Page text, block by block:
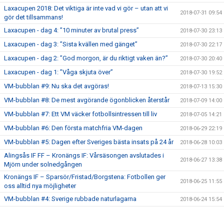
Laxacupen 2018: Det viktiga är inte vad vi gör – utan att vi
gör det tillsammans!
2018-07-31 09:54
Laxacupen - dag 4: ”10 minuter av brutal press” 2018-07-30 23:13
Laxacupen - dag 3: ”Sista kvällen med gänget” 2018-07-30 22:17
Laxacupen - dag 2: ”God morgon, är du riktigt vaken än?” 2018-07-30 20:40
Laxacupen - dag 1: ”Våga skjuta över” 2018-07-30 19:52
VM-bubblan #9: Nu ska det avgöras! 2018-07-13 15:30
VM-bubblan #8: De mest avgörande ögonblicken återstår 2018-07-09 14:00
VM-bubblan #7: Ett VM väcker fotbollsintressen till liv 2018-07-05 14:21
VM-bubblan #6: Den första matchfria VM-dagen 2018-06-29 22:19
VM-bubblan #5: Dagen efter Sveriges bästa insats på 24 år 2018-06-28 10:03
Alingsås IF FF – Kronängs IF: Vårsäsongen avslutades i
Mjörn under solnedgången
2018-06-27 13:38
Kronängs IF – Sparsör/Fristad/Borgstena: Fotbollen ger
oss alltid nya möjligheter
2018-06-25 11:55
VM-bubblan #4: Sverige rubbade naturlagarna 2018-06-24 15:54